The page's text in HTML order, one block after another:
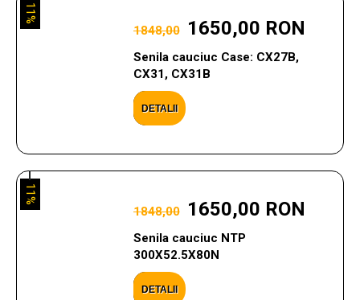
1848,00 1650,00 RON
Senila cauciuc Case: CX27B,
CX31, CX31B
DETALII
11%
1848,00 1650,00 RON
Senila cauciuc NTP
300X52.5X80N
DETALII
11%